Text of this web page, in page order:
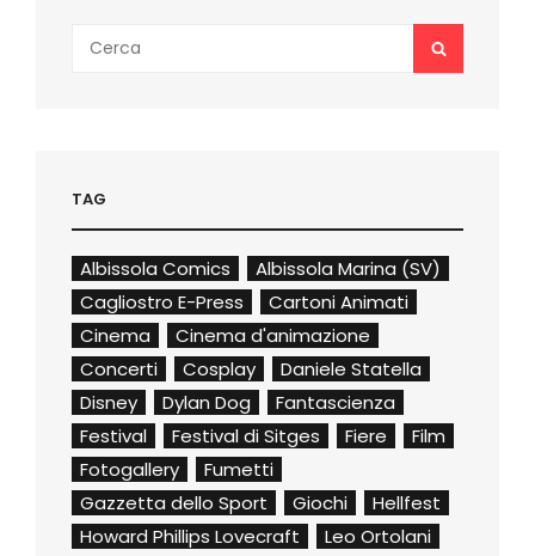
Search
for:
SEARCH
TAG
Albissola Comics
Albissola Marina (SV)
Cagliostro E-Press
Cartoni Animati
Cinema
Cinema d'animazione
Concerti
Cosplay
Daniele Statella
Disney
Dylan Dog
Fantascienza
Festival
Festival di Sitges Fiere
Film
Fotogallery
Fumetti
Gazzetta dello Sport
Giochi
Hellfest
Howard Phillips Lovecraft
Leo Ortolani